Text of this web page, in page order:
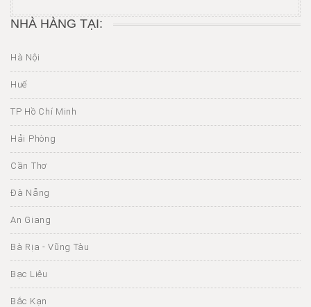
NHÀ HÀNG TẠI:
Hà Nội
Huế
TP Hồ Chí Minh
Hải Phòng
Cần Thơ
Đà Nẵng
An Giang
Bà Rịa - Vũng Tàu
Bạc Liêu
Bắc Kạn